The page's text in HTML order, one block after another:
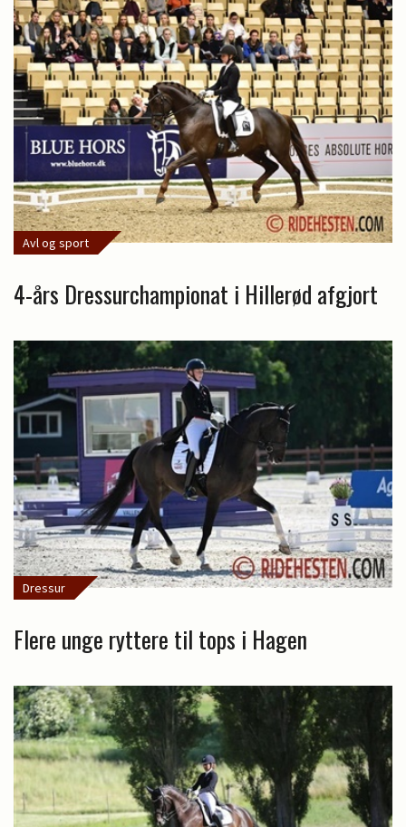
Avl og sport
4-års Dressurchampionat i Hillerød afgjort
Dressur
Flere unge ryttere til tops i Hagen